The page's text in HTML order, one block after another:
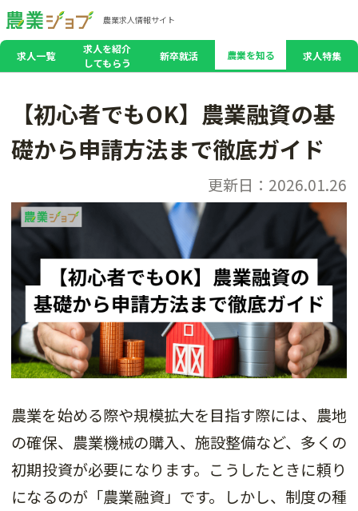
農業求人情報サイト
求人一覧
求人を紹介
してもらう
新卒就活 農業を知る 求人特集
【初心者でもOK】農業融資の基
礎から申請方法まで徹底ガイド
更新日：2026.01.26
農業を始める際や規模拡大を目指す際には、農地
の確保、農業機械の購入、施設整備など、多くの
初期投資が必要になります。こうしたときに頼り
になるのが「農業融資」です。しかし、制度の種